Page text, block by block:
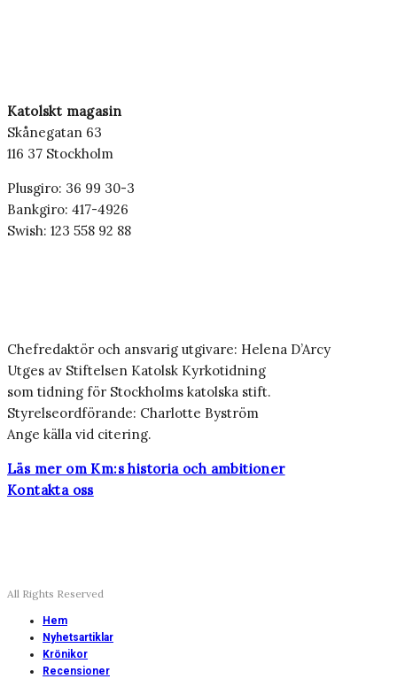
Katolskt magasin
Skånegatan 63
116 37 Stockholm
Plusgiro: 36 99 30-3
Bankgiro: 417-4926
Swish: 123 558 92 88
Chefredaktör och ansvarig utgivare: Helena D’Arcy
Utges av Stiftelsen Katolsk Kyrkotidning
som tidning för Stockholms katolska stift.
Styrelseordförande: Charlotte Byström
Ange källa vid citering.
Läs mer om Km:s historia och ambitioner
Kontakta oss
All Rights Reserved
Hem
Nyhetsartiklar
Krönikor
Recensioner